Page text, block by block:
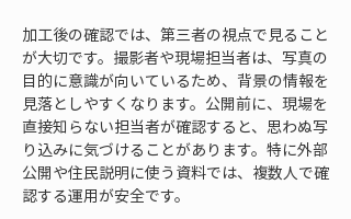
加工後の確認では、第三者の視点で見ること
が大切です。撮影者や現場担当者は、写真の
目的に意識が向いているため、背景の情報を
見落としやすくなります。公開前に、現場を
直接知らない担当者が確認すると、思わぬ写
り込みに気づけることがあります。特に外部
公開や住民説明に使う資料では、複数人で確
認する運用が安全です。